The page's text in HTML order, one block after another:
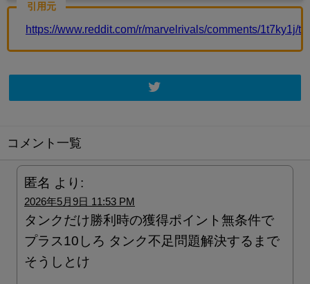
引用元
https://www.reddit.com/r/marvelrivals/comments/
コメント一覧
匿名 より:
2026年5月9日 11:53 PM
タンクだけ勝利時の獲得ポイント無条件で
プラス10しろ タンク不足問題解決するまで
そうしとけ